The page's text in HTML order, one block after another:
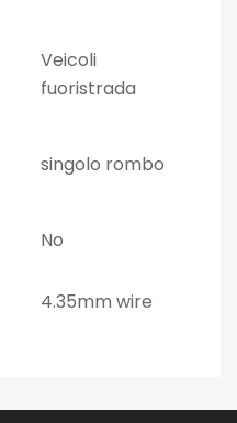
Veicoli
fuoristrada
singolo rombo
No
4.35mm wire